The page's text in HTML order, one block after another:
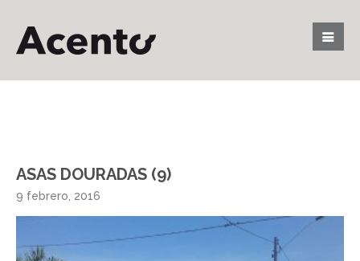
ASAS DOURADAS (9)
9 febrero, 2016